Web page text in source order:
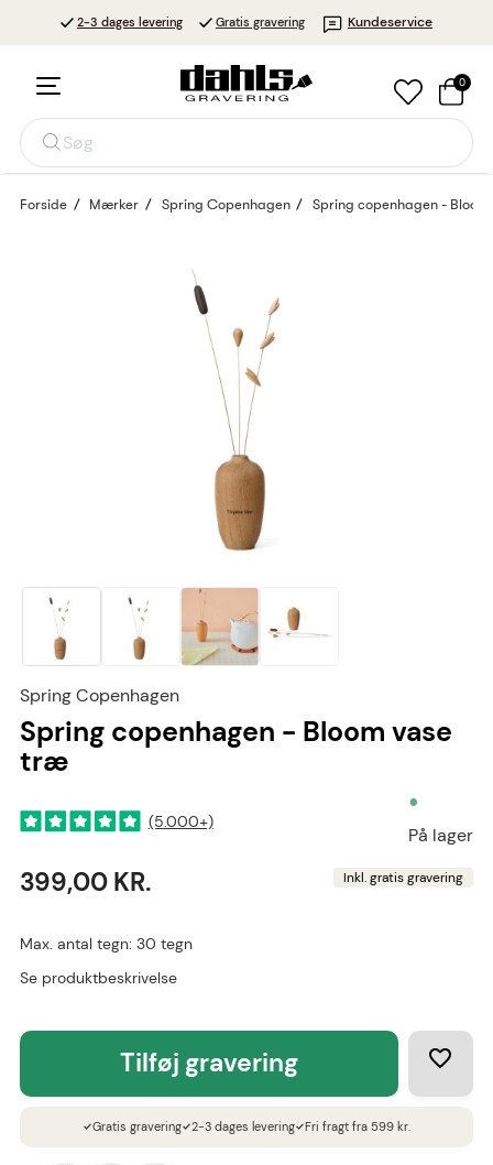
2-3 dages levering Gratis gravering Kundeservice
Søg
0
Forside Mærker Spring Copenhagen Spring copenhagen -
Spring Copenhagen
Spring copenhagen - Bloom vase
træ
(5.000+)
•
På lager
399,00 KR. Inkl. gratis gravering
Max. antal tegn: 30 tegn
Se produktbeskrivelse
tilføj gravering
checkGratis graveringcheck2-3 dages leveringcheckFri fragt fra 599 kr.